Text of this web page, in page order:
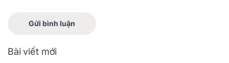
Bài viết mới